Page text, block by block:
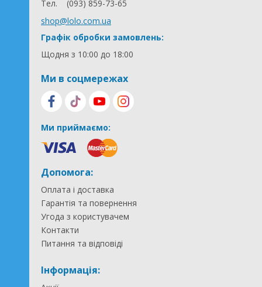
Тел.
(093) 859-73-65
shop@lolo.com.ua
Графік обробки замовлень:
Щодня з 10:00 до 18:00
Ми в соцмережах
Ми приймаємо:
Допомога:
Оплата і доставка
Гарантія та повернення
Угода з користувачем
Контакти
Питання та відповіді
Інформація: